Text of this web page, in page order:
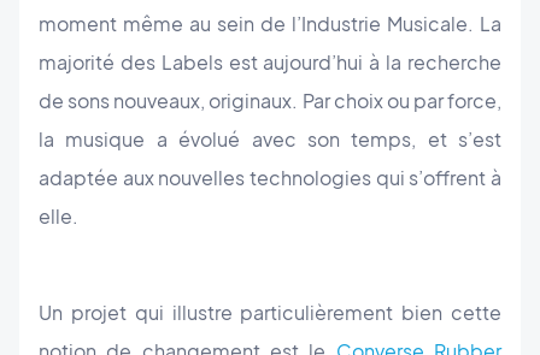
moment même au sein de l’Industrie Musicale. La
majorité des Labels est aujourd’hui à la recherche
de sons nouveaux, originaux. Par choix ou par force,
la musique a évolué avec son temps, et s’est
adaptée aux nouvelles technologies qui s’offrent à
elle.
Un projet qui illustre particulièrement bien cette